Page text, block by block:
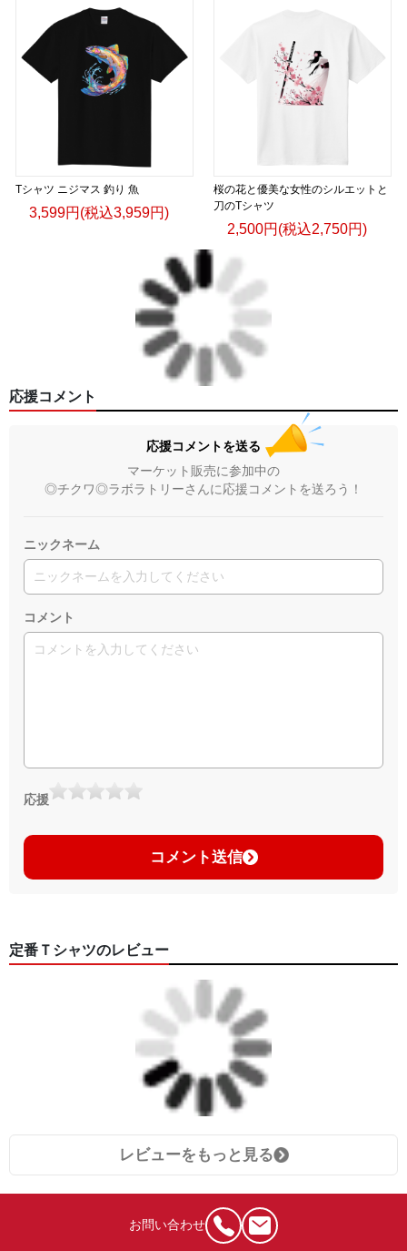
Tシャツ ニジマス 釣り 魚
3,599円(税込3,959円)
桜の花と優美な女性のシルエットと
刀のTシャツ
2,500円(税込2,750円)
応援コメント
応援コメントを送る
マーケット販売に参加中の
◎チクワ◎ラボラトリーさんに応援コメントを送ろう！
ニックネーム
コメント
応援
コメント送信
定番Ｔシャツのレビュー
レビューをもっと見る
お問い合わせ